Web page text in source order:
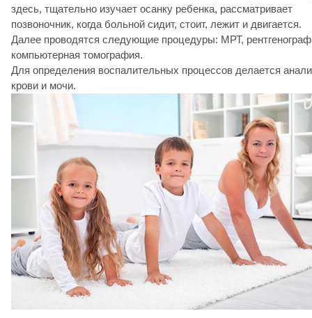
здесь, тщательно изучает осанку ребенка, рассматривает
позвоночник, когда больной сидит, стоит, лежит и двигается.
Далее проводятся следующие процедуры: МРТ,
компьютерная томография.
Для определения воспалительных процессов делается
крови и мочи.